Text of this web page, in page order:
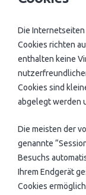
Die
Cookies richten
enthalten keine
Cookies sind
abgelegt werden
Die meisten der
genannte
Besuchs
Ihrem Endgerät
Cookies